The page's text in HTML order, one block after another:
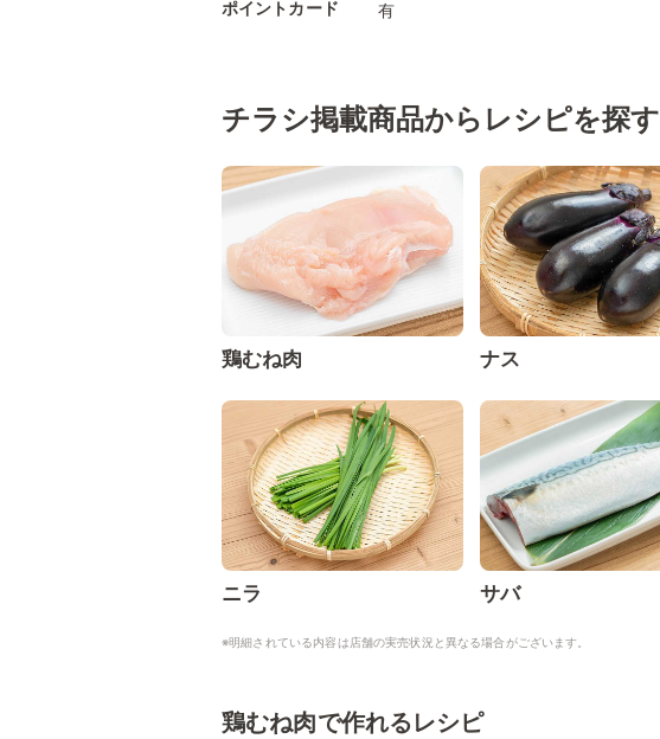
ポイントカード 有
チラシ掲載商品からレシピを探す
鶏むね肉 ナス
ニラ サバ
※明細されている内容は店舗の実売状況と異なる場合がございます。
鶏むね肉で作れるレシピ